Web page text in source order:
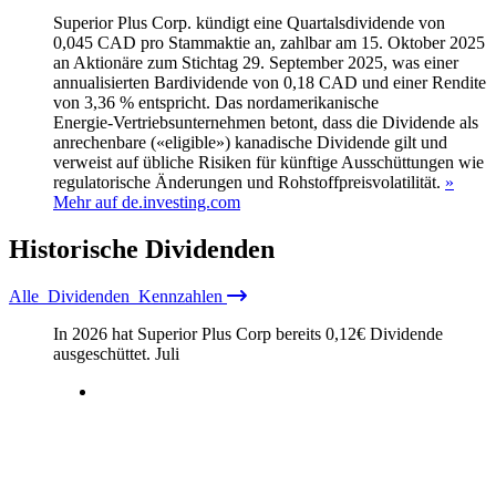
Superior Plus Corp. kündigt eine Quartalsdividende von
0,045 CAD pro Stammaktie an, zahlbar am 15. Oktober 2025
an Aktionäre zum Stichtag 29. September 2025, was einer
annualisierten Bardividende von 0,18 CAD und einer Rendite
von 3,36 % entspricht. Das nordamerikanische
Energie‑Vertriebsunternehmen betont, dass die Dividende als
anrechenbare («eligible») kanadische Dividende gilt und
verweist auf übliche Risiken für künftige Ausschüttungen wie
regulatorische Änderungen und Rohstoffpreisvolatilität. »
Mehr auf de.investing.com
Historische Dividenden
Alle Dividenden Kennzahlen
In 2026 hat Superior Plus Corp bereits 0,12€ Dividende
ausgeschüttet. Juli